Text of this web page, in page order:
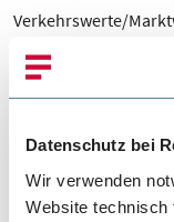
Datenschutz bei
Wir verwenden
Website technisch
Verkehrswerte/
unbebaute und
praktisches
Suchen und
Das